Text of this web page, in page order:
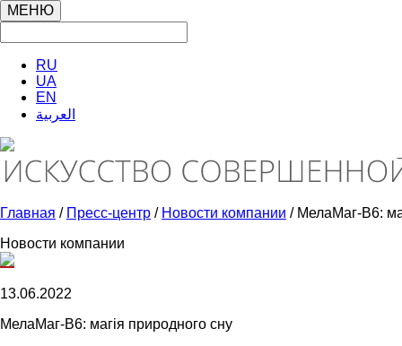
МЕНЮ
RU
UA
EN
العربية
Главная / Пресс-центр / Новости компании / МелаМаг-В6:
Новости компании
13.06.2022
МелаМаг-В6: магія природного сну